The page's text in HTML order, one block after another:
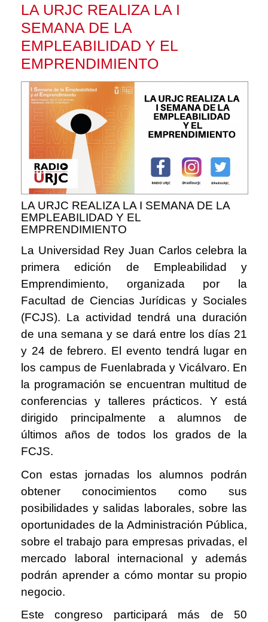
LA URJC REALIZA LA I
SEMANA DE LA
EMPLEABILIDAD Y EL
EMPRENDIMIENTO
LA URJC REALIZA LA I SEMANA DE LA
EMPLEABILIDAD Y EL
EMPRENDIMIENTO
La Universidad Rey Juan Carlos celebra la
primera edición de Empleabilidad y
Emprendimiento, organizada por la
Facultad de Ciencias Jurídicas y Sociales
(FCJS). La actividad tendrá una duración
de una semana y se dará entre los días 21
y 24 de febrero. El evento tendrá lugar en
los campus de Fuenlabrada y Vicálvaro. En
la programación se encuentran multitud de
conferencias y talleres prácticos. Y está
dirigido principalmente a alumnos de
últimos años de todos los grados de la
FCJS.
Con estas jornadas los alumnos podrán
obtener conocimientos como sus
posibilidades y salidas laborales, sobre las
oportunidades de la Administración Pública,
sobre el trabajo para empresas privadas, el
mercado laboral internacional y además
podrán aprender a cómo montar su propio
negocio.
Este congreso participará más de 50